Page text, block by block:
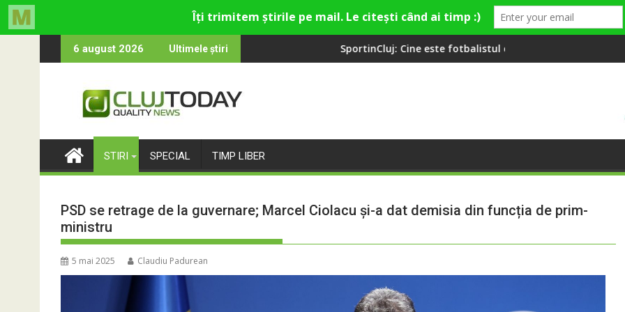
to
6 august 2026 Ultimele știri
și de divertisment din Cluj-Napoca
devine o întrebare SportinCluj: Cine este fotbalistul cu două diplome care a învățat româna la 2 ani
Compania de Apă
STIRI SPECIAL TIMP LIBER
PSD se retrage de la guvernare; Marcel Ciolacu și-a dat demisia din funcția de prim-
ministru
5 mai 2025 Claudiu Padurean